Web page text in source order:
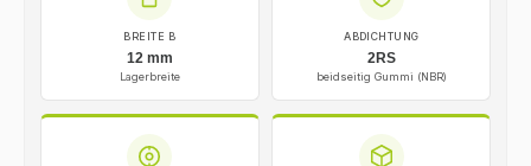
BREITE B
12 mm
Lagerbreite
ABDICHTUNG
2RS
beidseitig Gummi (NBR)